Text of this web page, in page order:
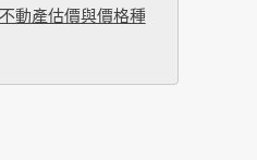
動產估價與價格種